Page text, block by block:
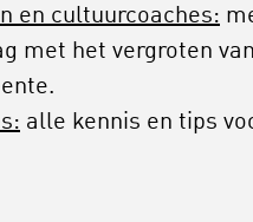
en cultuurcoaches:
met het vergroten van
alle kennis en tips